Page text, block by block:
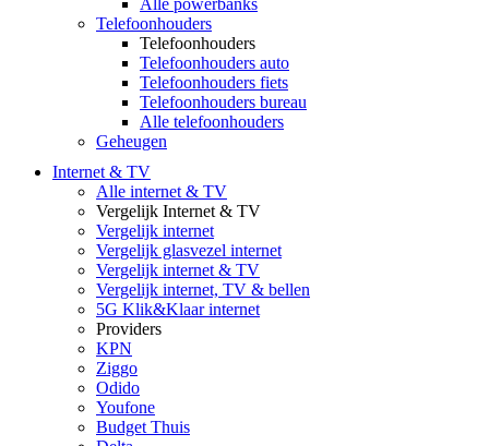
Alle powerbanks
Telefoonhouders
Telefoonhouders
Telefoonhouders auto
Telefoonhouders fiets
Telefoonhouders bureau
Alle telefoonhouders
Geheugen
Internet & TV
Alle internet & TV
Vergelijk Internet & TV
Vergelijk internet
Vergelijk glasvezel internet
Vergelijk internet & TV
Vergelijk internet, TV & bellen
5G Klik&Klaar internet
Providers
KPN
Ziggo
Odido
Youfone
Budget Thuis